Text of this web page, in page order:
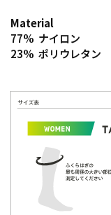
Material
77% ナイロン
23% ポリウレタン